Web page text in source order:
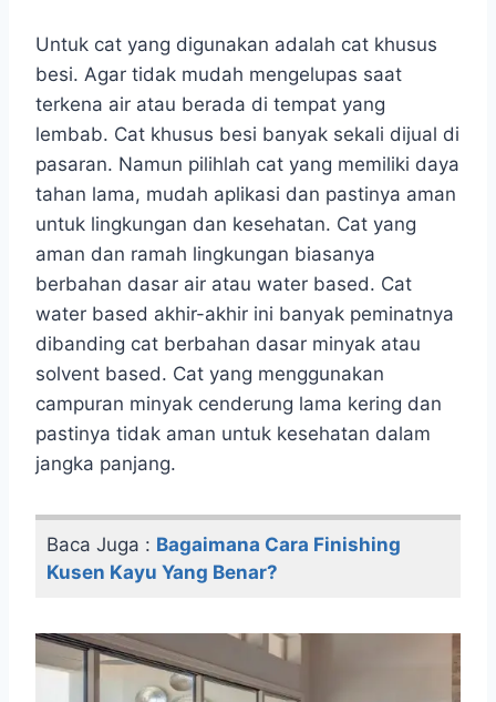
Untuk cat yang digunakan adalah cat khusus
besi. Agar tidak mudah mengelupas saat
terkena air atau berada di tempat yang
lembab. Cat khusus besi banyak sekali dijual di
pasaran. Namun pilihlah cat yang memiliki daya
tahan lama, mudah aplikasi dan pastinya aman
untuk lingkungan dan kesehatan. Cat yang
aman dan ramah lingkungan biasanya
berbahan dasar air atau water based. Cat
water based akhir-akhir ini banyak peminatnya
dibanding cat berbahan dasar minyak atau
solvent based. Cat yang menggunakan
campuran minyak cenderung lama kering dan
pastinya tidak aman untuk kesehatan dalam
jangka panjang.
Baca Juga : Bagaimana Cara Finishing
Kusen Kayu Yang Benar?